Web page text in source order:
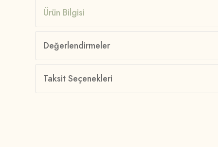
Ürün Bilgisi
Değerlendirmeler
Taksit Seçenekleri